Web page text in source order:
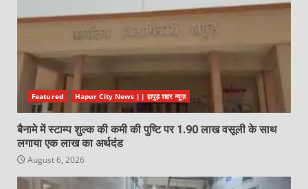
Featured Hapur City News || हापुड़ शहर न्यूज़
बैनामे में स्टाम्प शुल्क की कमी की पुष्टि पर 1.90 लाख वसूली के साथ
लगाया एक लाख का अर्थदंड
August 6, 2026